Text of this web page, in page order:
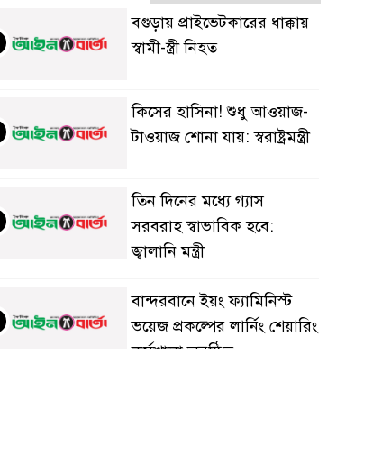
বগুড়ায় প্রাইভেটকারের ধাক্কায়
স্বামী-স্ত্রী নিহত
কিসের হাসিনা! শুধু আওয়াজ-
টাওয়াজ শোনা যায়: স্বরাষ্ট্রমন্ত্রী
তিন দিনের মধ্যে গ্যাস
সরবরাহ স্বাভাবিক হবে:
জ্বালানি মন্ত্রী
বান্দরবানে ইয়ং ফ্যামিনিস্ট
ভয়েজ প্রকল্পের লার্নিং শেয়ারিং
কর্মশালা অনুষ্ঠিত